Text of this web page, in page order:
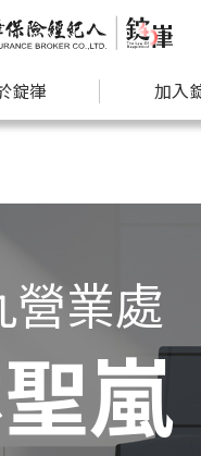
錠嵂 加入
營業處
嵐